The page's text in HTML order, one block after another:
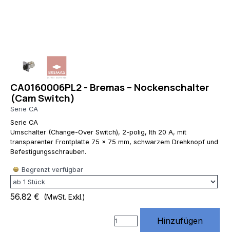
index.php
entfernen
RewriteCond
%
{THE_REQUEST}
\s/index\.php[\s?]
^index\.php$
https://www.rossmann-
onlineshop.de/
4) Standard
URLs von
Website X5
unterstützen
CA0160006PL2 - Bremas – Nockenschalter
(Cam Switch)
Serie CA
Serie CA
Umschalter (Change-Over Switch), 2-polig, Ith 20 A, mit
transparenter Frontplatte 75 × 75 mm, schwarzem Drehknopf und
Befestigungsschrauben.
Begrenzt verfügbar
56.82 € (MwSt. Exkl.)
Hinzufügen